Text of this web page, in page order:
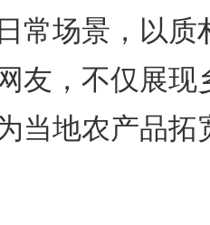
常场景，以质
友，不仅展现
当地农产品拓